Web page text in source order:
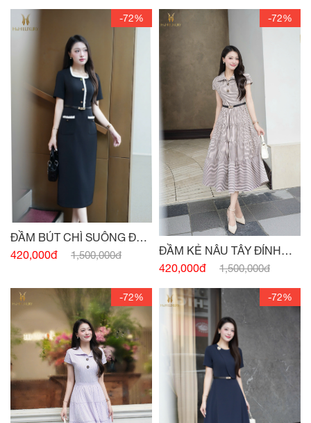
-72%
ĐẦM BÚT CHÌ SUÔNG ĐEN
HAI TÚI
420,000đ 1,500,000đ
-72%
ĐẦM KẺ NÂU TÂY ĐÍNH
CÚC
420,000đ 1,500,000đ
-72% -72%